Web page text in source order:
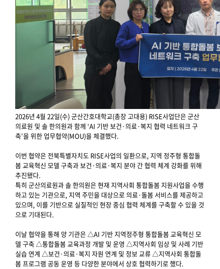
2026년 4월 22일(수) 군산간호대학교(총장 고대용) RISE사업단은 군산
의료원 및 솔 한의원과 함께 ‘AI 기반 보건·의료·복지 협력 네트워크 구
축’을 위한 업무협약(MOU)을 체결했다.
이번 협약은 전북특별자치도 RISE사업의 일환으로, 지역 정주형 통합돌
봄 교육혁신 모델 구축과 보건·의료·복지 분야 간 협력 체계 강화를 위해
추진됐다.
특히 군산의료원과 솔 한의원은 현재 지역사회 통합돌봄 지원사업을 수행
하고 있는 기관으로, 지역 주민을 대상으로 의료·돌봄 서비스를 제공하고
있으며, 이를 기반으로 실질적인 현장 중심 협력 체계를 구축할 수 있을 것
으로 기대된다.
이날 협약을 통해 양 기관은 △AI 기반 지역정주형 통합돌봄 교육혁신 모
델 구축 △통합돌봄 교육과정 개발 및 운영 △지역사회 임상 및 사례 기반
실습 연계 △보건·의료·복지 자원 연계 및 정보 교류 △지역사회 통합돌
봄 프로그램 공동 운영 등 다양한 분야에서 상호 협력하기로 했다.